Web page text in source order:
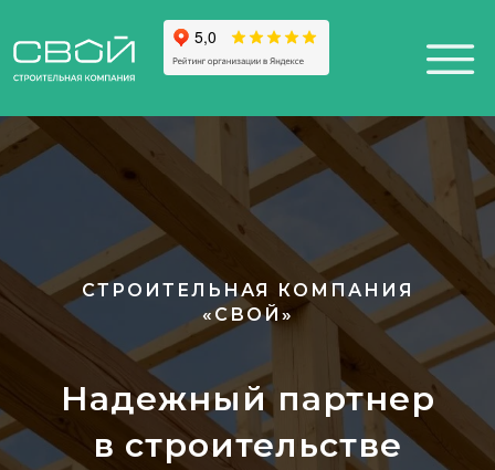
Санкт-Петербург,
District DAA
СТРОИТЕЛЬНАЯ КОМПАНИЯ
«СВОЙ»
Надежный партнер
в строительстве